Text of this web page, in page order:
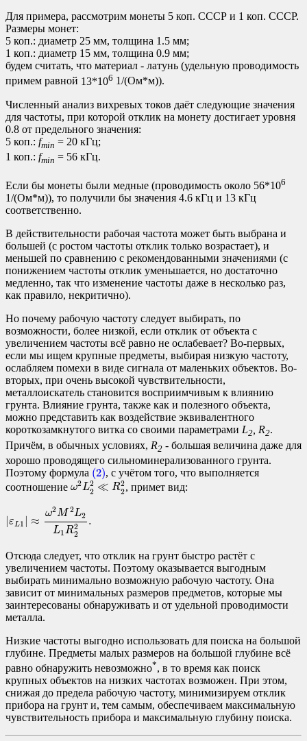
Для примера, рассмотрим монеты 5 коп. СССР и 1 коп. СССР.
Размеры монет:
5 коп.: диаметр 25 мм, толщина 1.5 мм;
1 коп.: диаметр 15 мм, толщина 0.9 мм;
будем считать, что материал - латунь (удельную проводимость
примем равной 13*106 1/(Ом*м)).
Численный анализ вихревых токов даёт следующие значения
для частоты, при которой отклик на монету достигает уровня
0.8 от предельного значения:
5 коп.: fmin = 20 кГц;
1 коп.: fmin = 56 кГц.
Если бы монеты были медные (проводимость около 56*106
1/(Ом*м)), то получили бы значения 4.6 кГц и 13 кГц
соответственно.
В действительности рабочая частота может быть выбрана и
большей (с ростом частоты отклик только возрастает), и
меньшей по сравнению с рекомендованными значениями (с
понижением частоты отклик уменьшается, но достаточно
медленно, так что изменение частоты даже в несколько раз,
как правило, некритично).
Но почему рабочую частоту следует выбирать, по
возможности, более низкой, если отклик от объекта с
увеличением частоты всё равно не ослабевает? Во-первых,
если мы ищем крупные предметы, выбирая низкую частоту,
ослабляем помехи в виде сигнала от маленьких объектов. Во-
вторых, при очень высокой чувствительности,
металлоискатель становится восприимчивым к влиянию
грунта. Влияние грунта, также как и полезного объекта,
можно представить как воздействие эквивалентного
короткозамкнутого витка со своими параметрами L2 , R2.
Причём, в обычных условиях, R2 - большая величина даже для
хорошо проводящего сильноминерализованного грунта.
Поэтому формула (2)
(2), с учётом того, что выполняется
соотношение ω2L2
2 ≪ R2
2
ω2L22≪R22
, примет вид:
|εL1 | ≈
ω2M 2L2
L1R2
2
.
M2L2L
Отсюда следует, что отклик на грунт быстро растёт с
увеличением частоты. Поэтому оказывается выгодным
выбирать минимально возможную рабочую частоту. Она
зависит от минимальных размеров предметов, которые мы
заинтересованы обнаруживать и от удельной проводимости
металла.
Низкие частоты выгодно использовать для поиска на большой
глубине. Предметы малых размеров на большой глубине всё
равно обнаружить невозможно*, в то время как поиск
крупных объектов на низких частотах возможен. При этом,
снижая до предела рабочую частоту, минимизируем отклик
прибора на грунт и, тем самым, обеспечиваем максимальную
чувствительность прибора и максимальную глубину поиска.